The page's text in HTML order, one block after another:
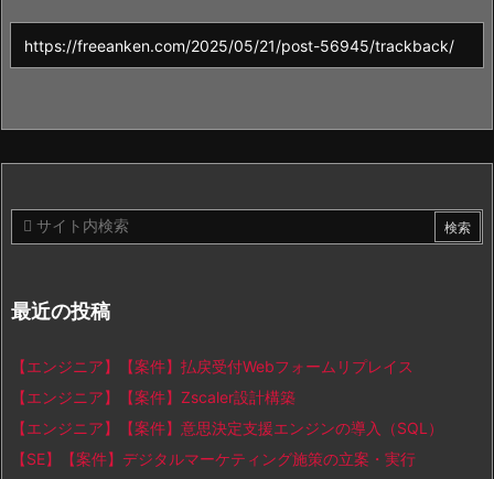
最近の投稿
【エンジニア】【案件】払戻受付Webフォームリプレイス
【エンジニア】【案件】Zscaler設計構築
【エンジニア】【案件】意思決定支援エンジンの導入（SQL）
【SE】【案件】デジタルマーケティング施策の立案・実行